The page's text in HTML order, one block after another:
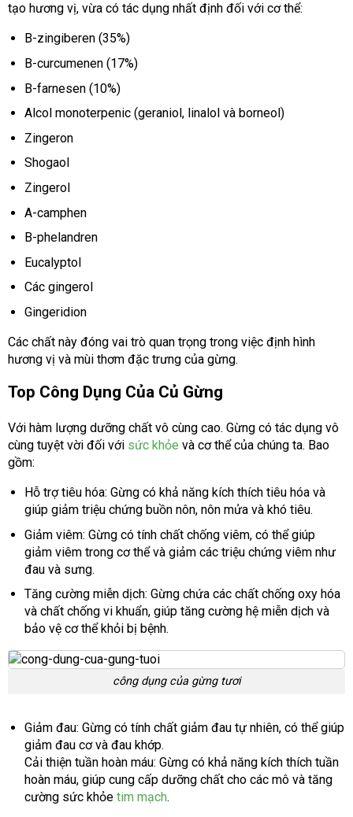
tạo hương vị, vừa có tác dụng nhất định đối với cơ thể:
B-zingiberen (35%)
B-curcumenen (17%)
B-farnesen (10%)
Alcol monoterpenic (geraniol, linalol và borneol)
Zingeron
Shogaol
Zingerol
A-camphen
B-phelandren
Eucalyptol
Các gingerol
Gingeridion
Các chất này đóng vai trò quan trọng trong việc định hình
hương vị và mùi thơm đặc trưng của gừng.
Top Công Dụng Của Củ Gừng
Với hàm lượng dưỡng chất vô cùng cao. Gừng có tác dụng vô
cùng tuyệt vời đối với sức khỏe và cơ thể của chúng ta. Bao
gồm:
Hỗ trợ tiêu hóa: Gừng có khả năng kích thích tiêu hóa và
giúp giảm triệu chứng buồn nôn, nôn mửa và khó tiêu.
Giảm viêm: Gừng có tính chất chống viêm, có thể giúp
giảm viêm trong cơ thể và giảm các triệu chứng viêm như
đau và sưng.
Tăng cường miễn dịch: Gừng chứa các chất chống oxy hóa
và chất chống vi khuẩn, giúp tăng cường hệ miễn dịch và
bảo vệ cơ thể khỏi bị bệnh.
công dụng của gừng tươi
Giảm đau: Gừng có tính chất giảm đau tự nhiên, có thể giúp
giảm đau cơ và đau khớp.
Cải thiện tuần hoàn máu: Gừng có khả năng kích thích tuần
hoàn máu, giúp cung cấp dưỡng chất cho các mô và tăng
cường sức khỏe tim mạch.